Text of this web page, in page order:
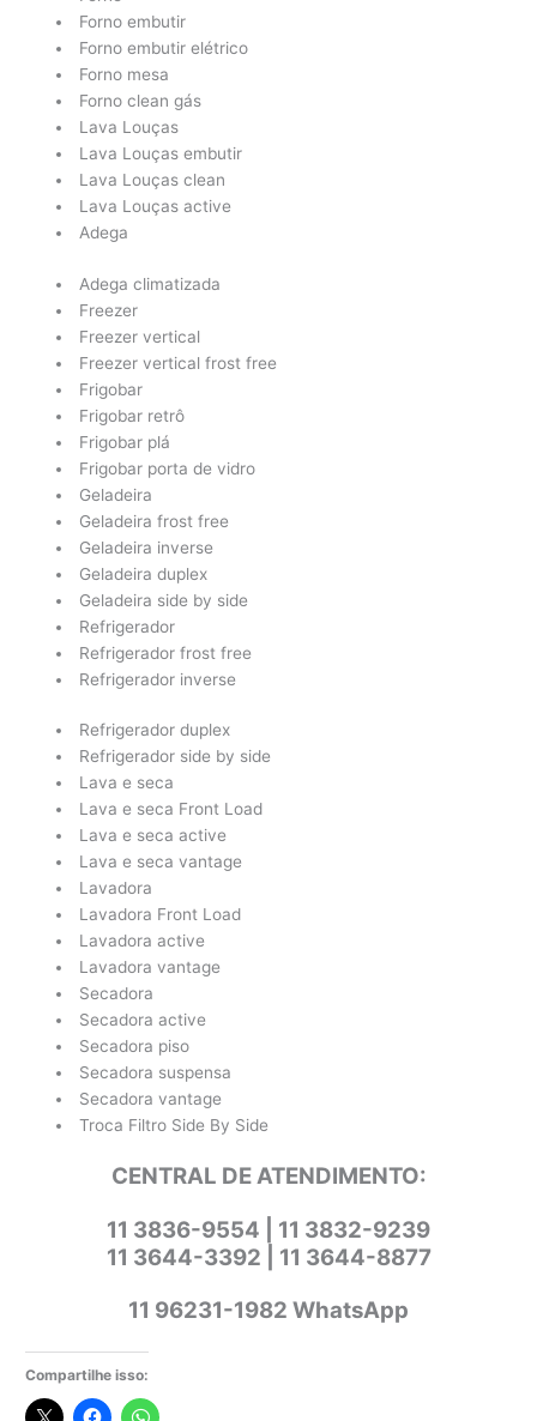
Forno embutir
Forno embutir elétrico
Forno mesa
Forno clean gás
Lava Louças
Lava Louças embutir
Lava Louças clean
Lava Louças active
Adega
Adega climatizada
Freezer
Freezer vertical
Freezer vertical frost free
Frigobar
Frigobar retrô
Frigobar plá
Frigobar porta de vidro
Geladeira
Geladeira frost free
Geladeira inverse
Geladeira duplex
Geladeira side by side
Refrigerador
Refrigerador frost free
Refrigerador inverse
Refrigerador duplex
Refrigerador side by side
Lava e seca
Lava e seca Front Load
Lava e seca active
Lava e seca vantage
Lavadora
Lavadora Front Load
Lavadora active
Lavadora vantage
Secadora
Secadora active
Secadora piso
Secadora suspensa
Secadora vantage
Troca Filtro Side By Side
CENTRAL DE ATENDIMENTO:
11 3836-9554 | 11 3832-9239
11 3644-3392 | 11 3644-8877
11 96231-1982 WhatsApp
Compartilhe isso: